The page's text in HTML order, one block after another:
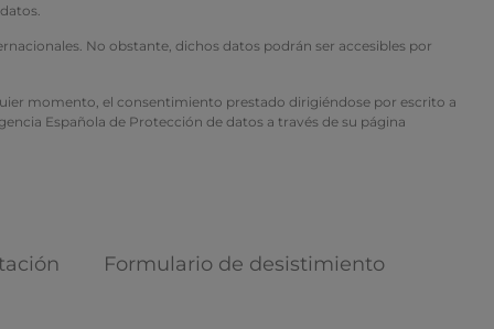
No obstante, dichos datos podrán ser accesibles por
momento, el consentimiento prestado dirigiéndose por escrito a
Española de Protección de datos a través de su página
Formulario de desistimiento